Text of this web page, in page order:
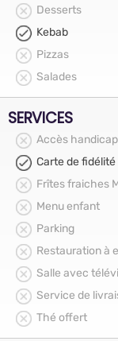
Desserts
Kebab
Pizzas
Salades
SERVICES
Accès
Carte de fidélité
Frîtes fraiches
Menu enfant
Parking
Restauration à
Salle avec
Service de
Thé offert